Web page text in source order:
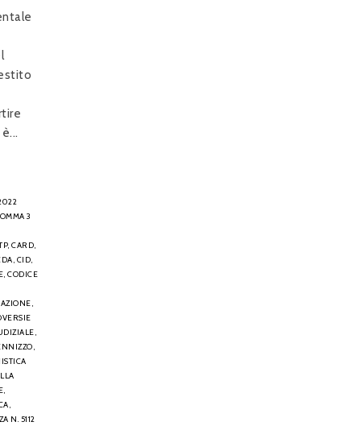
3
CARD,
CID,
CODICE
N. 5112